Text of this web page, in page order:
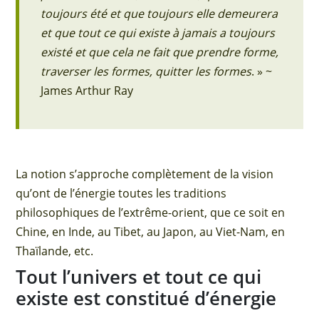
toujours été et que toujours elle demeurera
et que tout ce qui existe à jamais a toujours
existé et que cela ne fait que prendre forme,
traverser les formes, quitter les formes. » ~
James Arthur Ray
La notion s’approche complètement de la vision
qu’ont de l’énergie toutes les traditions
philosophiques de l’extrême-orient, que ce soit en
Chine, en Inde, au Tibet, au Japon, au Viet-Nam, en
Thaïlande, etc.
Tout l’univers et tout ce qui
existe est constitué d’énergie